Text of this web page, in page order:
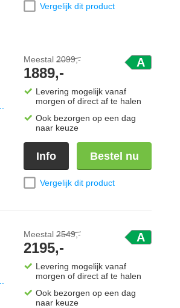
Vergelijk dit product
A
Meestal 2099,-
1889,-
Levering mogelijk vanaf
morgen of direct af te halen
Ook bezorgen op een dag
naar keuze
Info Bestel nu
Vergelijk dit product
A
Meestal 2549,-
2195,-
Levering mogelijk vanaf
morgen of direct af te halen
Ook bezorgen op een dag
naar keuze